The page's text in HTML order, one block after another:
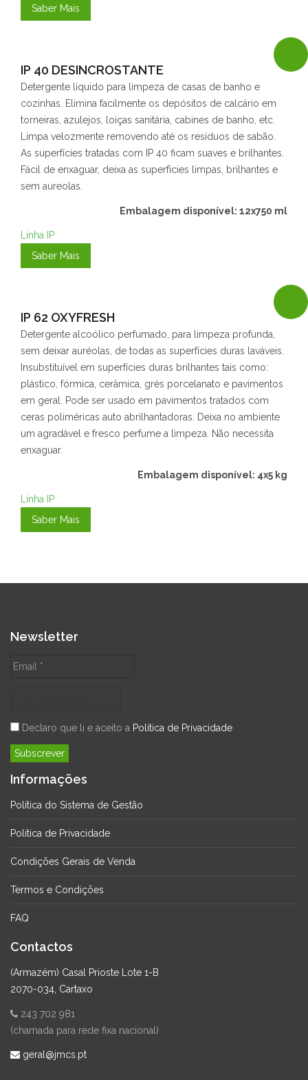
Saber Mais
IP 40 DESINCROSTANTE
Detergente líquido para limpeza de casas de banho e
cozinhas. Elimina facilmente os depósitos de calcário em
torneiras, azulejos, loiças sanitária, cabines de banho, etc.
Limpa velozmente removendo até os resíduos de sabão.
As superfícies tratadas com IP 40 ficam suaves e brilhantes.
Fácil de enxaguar, deixa as superfícies limpas, brilhantes e
sem aureolas.
Embalagem disponível: 12x750 ml
Linha IP
Saber Mais
IP 62 OXYFRESH
Detergente alcoólico perfumado, para limpeza profunda,
sem deixar auréolas, de todas as superfícies duras laváveis.
Insubstituível em superfícies duras brilhantes tais como:
plástico, fórmica, cerâmica, grés porcelanato e pavimentos
em geral. Pode ser usado em pavimentos tratados com
ceras poliméricas auto abrilhantadoras. Deixa no ambiente
um agradável e fresco perfume a limpeza. Não necessita
enxaguar.
Embalagem disponível: 4x5 kg
Linha IP
Saber Mais
Newsletter
Declaro que li e aceito a Política de Privacidade
Informações
Política do Sistema de Gestão
Política de Privacidade
Condições Gerais de Venda
Termos e Condições
FAQ
Contactos
(Armazém) Casal Prioste Lote 1-B
2070-034, Cartaxo
243 702 981
(chamada para rede fixa nacional)
geral@jmcs.pt